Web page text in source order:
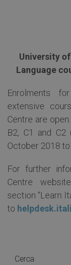
University
Language
Enrolments
extensive
Centre are
B2, C1 and
October 2018 to
For further
Centre
section “Learn
to
Cerca